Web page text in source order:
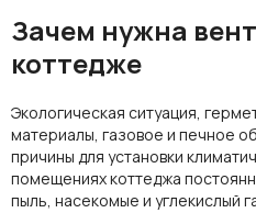
Зачем нужна
коттедже
Экологическая ситуация,
материалы, газовое и печное
причины для установки
помещениях коттеджа
пыль, насекомые и углекислый